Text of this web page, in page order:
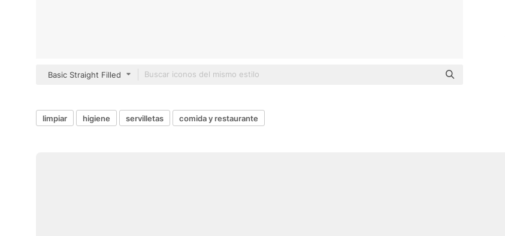
Basic Straight Filled
limpiar higiene servilletas comida y restaurante